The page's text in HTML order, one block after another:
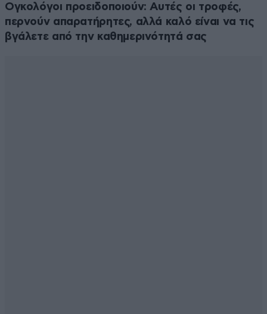
Ογκολόγοι προειδοποιούν: Αυτές οι τροφές,
περνούν απαρατήρητες, αλλά καλό είναι να τις
βγάλετε από την καθημερινότητά σας